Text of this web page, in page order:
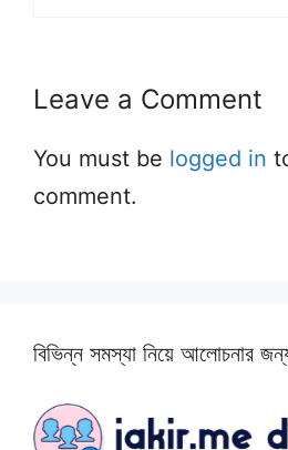
Leave a Comment
You must be logged in
comment.
বিভিন্ন সমস্যা নিয়ে আলোচনার